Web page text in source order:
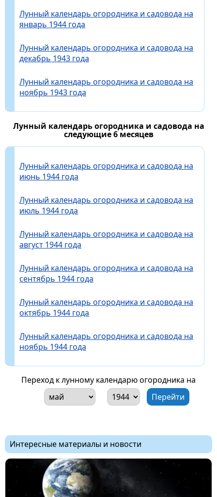
Лунный календарь огородника и садовода на
январь 1944 года
Лунный календарь огородника и садовода на
декабрь 1943 года
Лунный календарь огородника и садовода на
ноябрь 1943 года
Лунный календарь огородника и садовода на
следующие 6 месяцев
Лунный календарь огородника и садовода на
июнь 1944 года
Лунный календарь огородника и садовода на
июль 1944 года
Лунный календарь огородника и садовода на
август 1944 года
Лунный календарь огородника и садовода на
сентябрь 1944 года
Лунный календарь огородника и садовода на
октябрь 1944 года
Лунный календарь огородника и садовода на
ноябрь 1944 года
Переход к лунному календарю огородника на
Интересные материалы и новости